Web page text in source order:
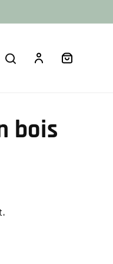
ConnexionPanier
bois